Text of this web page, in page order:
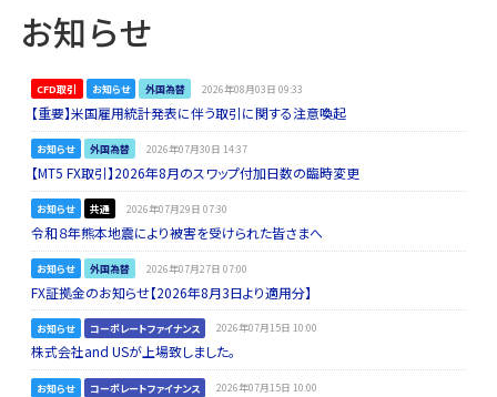
お知らせ
CFD取引 お知らせ 外国為替 2026年08月03日 09:33
【重要】米国雇用統計発表に伴う取引に関する注意喚起
お知らせ 外国為替 2026年07月30日 14:37
【MT5 FX取引】2026年8月のスワップ付加日数の臨時変更
お知らせ 共通 2026年07月29日 07:30
令和８年熊本地震により被害を受けられた皆さまへ
お知らせ 外国為替 2026年07月27日 07:00
FX証拠金のお知らせ【2026年8月3日より適用分】
お知らせ コーポレートファイナンス 2026年07月15日 10:00
株式会社and USが上場致しました。
お知らせ コーポレートファイナンス 2026年07月15日 10:00